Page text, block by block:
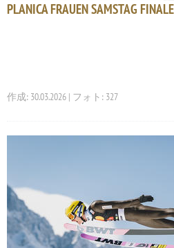
PLANICA FRAUEN SAMSTAG FINALE
作成: 30.03.2026 | フォト: 327